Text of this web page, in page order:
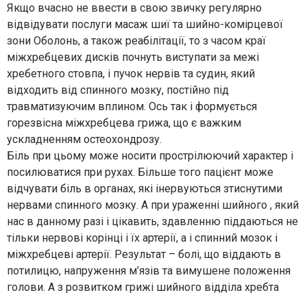
Якщо вчасно не ввести в свою звичку регулярно
відвідувати послуги масаж шиї та шийно-комірцевої
зони Оболонь, а також реабілітації, то з часом краї
міжхребцевих дисків почнуть виступати за межі
хребетного стовпа, і пучок нервів та судин, який
відходить від спинного мозку, постійно під
травматизуючим вплином. Ось так і формується
горезвісна міжхребцева грижа, що є важким
ускладненням остеохондрозу.
Біль при цьому може носити прострілюючий характер і
посилюватися при рухах. Більше того пацієнт може
відчувати біль в органах, які інервуються зтиснутими
нервами спинного мозку. А при ураженні шийного , який
нас в данному разі і цікавить, здавленню піддаються не
тільки нервові корінці і їх артерії, а і спинний мозок і
міжхребцеві артерії. Результат – болі, що віддають в
потилицю, напруження м’язів та вимушене положення
голови. А з розвитком грижі шийного відділа хребта